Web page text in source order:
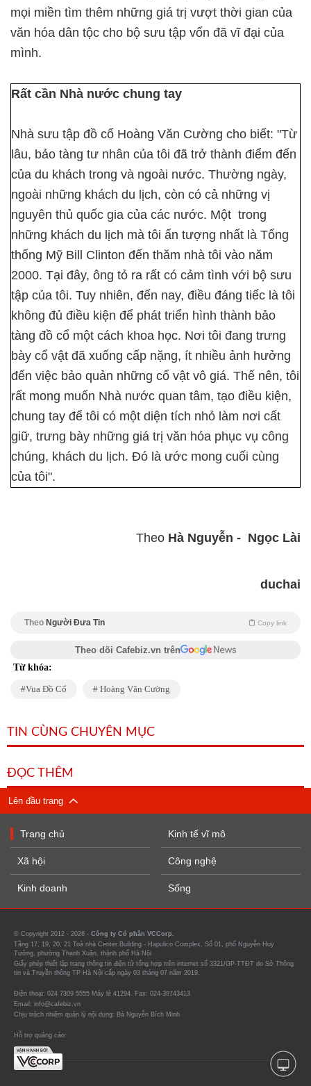
mọi miền tìm thêm những giá trị vượt thời gian của
văn hóa dân tộc cho bộ sưu tập vốn đã vĩ đại của
mình.
Rất cần Nhà nước chung tay
Nhà sưu tập đồ cổ Hoàng Văn Cường cho biết: "Từ
lâu, bảo tàng tư nhân của tôi đã trở thành điểm đến
của du khách trong và ngoài nước. Thường ngày,
ngoài những khách du lịch, còn có cả những vị
nguyên thủ quốc gia của các nước. Một trong
những khách du lịch mà tôi ấn tượng nhất là Tổng
thống Mỹ Bill Clinton đến thăm nhà tôi vào năm
2000. Tại đây, ông tỏ ra rất có cảm tình với bộ sưu
tập của tôi. Tuy nhiên, đến nay, điều đáng tiếc là tôi
không đủ điều kiện để phát triển hình thành bảo
tàng đồ cổ một cách khoa học. Nơi tôi đang trưng
bày cổ vật đã xuống cấp nặng, ít nhiều ảnh hưởng
đến việc bảo quản những cổ vật vô giá. Thế nên, tôi
rất mong muốn Nhà nước quan tâm, tạo điều kiện,
chung tay để tôi có một diện tích nhỏ làm nơi cất
giữ, trưng bày những giá trị văn hóa phục vụ công
chúng, khách du lịch. Đó là ước mong cuối cùng
của tôi".
Theo Hà Nguyễn - Ngọc Lài
duchai
Theo Người Đưa Tin Copy link
Theo dõi Cafebiz.vn trên
Từ khóa:
Vua Đồ Cổ Hoàng Văn Cường
TIN CÙNG CHUYÊN MỤC
ĐỌC THÊM
Lên đầu trang
Trang chủ
Xã hội
Kinh doanh
Kinh tế vĩ mô
Công nghệ
Sống
© Copyright 2012 - 2026 - Công ty Cổ phần VCCorp.
Tầng 17, 19, 20, 21 Toà nhà Center Building - Hapulico Complex, Số 01, phố Nguyễn Huy
Tưởng, phường Thanh Xuân, thành phố Hà Nội
Giấy phép thiết lập trang thông tin điện tử tổng hợp trên internet số 3321/GP-TTĐT do Sở Thông
tin và Truyền thông TP Hà Nội cấp ngày 03 tháng 07 năm 2019.
Điện thoại: 024 7309 5555 Máy lẻ 41294. Fax: 024-39743413
Email: info@cafebiz.vn
Chịu trách nhiệm quản lý nội dung: Bà Nguyễn Bích Minh
Hỗ trợ quảng cáo: